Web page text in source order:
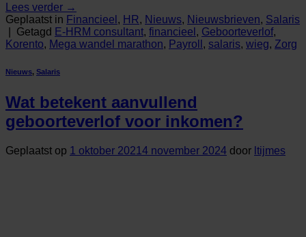
Lees verder →
Geplaatst in Financieel , HR, Nieuws, Nieuwsbrieven, Salaris
Getagd E-HRM consultant, financieel , Geboorteverlof,
Korento, Mega wandel marathon, Payroll , salaris, wieg, Zorg
Nieuws, Salaris
Wat betekent aanvullend
geboorteverlof voor inkomen?
Geplaatst op 1 oktober 2021 4 november 2024 door ltijmes